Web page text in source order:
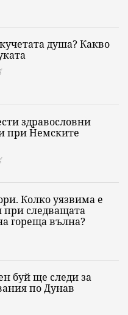
душа? Какво
здравословни
при Немските
Колко уязвима е
при следващата
гореща вълна?
буй ще следи за
по Дунав